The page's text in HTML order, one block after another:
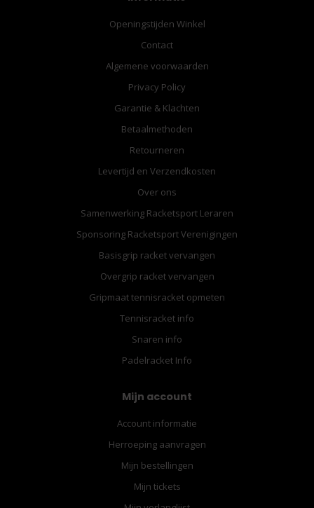
Openingstijden Winkel
Contact
Algemene voorwaarden
Privacy Policy
Garantie & Klachten
Betaalmethoden
Retourneren
Levertijd en Verzendkosten
Over ons
Samenwerking Racketsport Leraren
Sponsoring Racketsport Verenigingen
Basisgrip racket vervangen
Overgrip racket vervangen
Gripmaat tennisracket opmeten
Tennisracket info
Snaren info
Padelracket Info
Mijn account
Account informatie
Herroeping aanvragen
Mijn bestellingen
Mijn tickets